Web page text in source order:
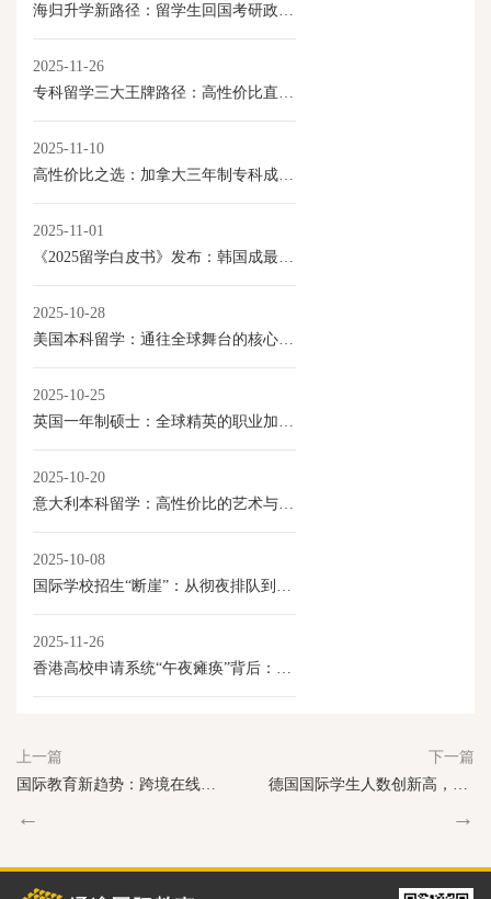
2025-11-26
2025-11-10
2025-11-01
2025-10-28
2025-10-25
2025-10-20
2025-10-08
2025-11-26
上一篇
←
下一篇
→